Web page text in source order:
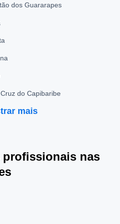
dos Guararapes
do Capibaribe
mais
nas